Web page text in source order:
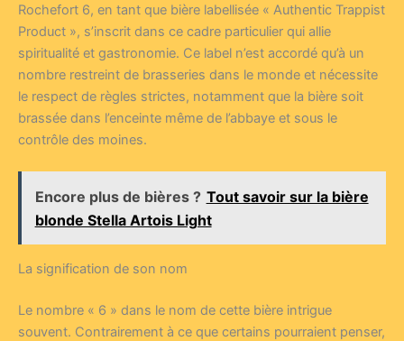
Rochefort 6, en tant que bière labellisée « Authentic Trappist
Product », s’inscrit dans ce cadre particulier qui allie
spiritualité et gastronomie. Ce label n’est accordé qu’à un
nombre restreint de brasseries dans le monde et nécessite
le respect de règles strictes, notamment que la bière soit
brassée dans l’enceinte même de l’abbaye et sous le
contrôle des moines.
Encore plus de bières ? Tout savoir sur la bière
blonde Stella Artois Light
La signification de son nom
Le nombre « 6 » dans le nom de cette bière intrigue
souvent. Contrairement à ce que certains pourraient penser,